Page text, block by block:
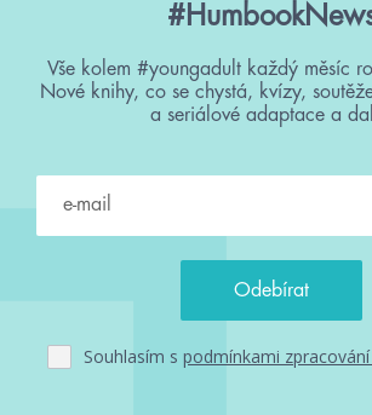
Vše kolem #youngadult každý měsíc
Nové knihy, co se chystá, kvízy,
a seriálové adaptace a
Souhlasím s podmínkami